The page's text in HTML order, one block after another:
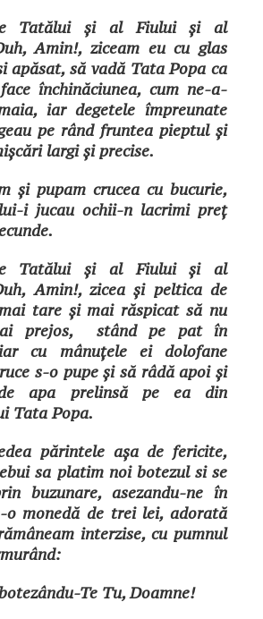
Tatălui și al Fiului și al
Amin!, ziceam eu cu glas
apăsat, să vadă Tata Popa ca
închinăciunea, cum ne-a-
iar degetele împreunate
pe rând fruntea pieptul și
largi și precise.
și pupam crucea cu bucurie,
i jucau ochii-n lacrimi preț
Tatălui și al Fiului și al
Amin!, zicea și peltica de
tare și mai răspicat să nu
prejos, stând pe pat în
cu mânuțele ei dolofane
s-o pupe și să râdă apoi și
apa prelinsă pe ea din
Tata Popa.
părintele așa de fericite,
sa platim noi botezul si se
buzunare, asezandu-ne în
o monedă de trei lei, adorată
interzise, cu pumnul
Te Tu, Doamne!